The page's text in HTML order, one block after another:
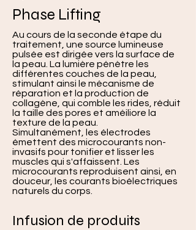
Phase Lifting
Au cours de la seconde étape du
traitement, une source lumineuse
pulsée est dirigée vers la surface de
la peau. La lumière pénètre les
différentes couches de la peau,
stimulant ainsi le mécanisme de
réparation et la production de
collagène, qui comble les rides, réduit
la taille des pores et améiliore la
texture de la peau.
Simultanément, les électrodes
émettent des microcourants non-
invasifs pour tonifier et lisser les
muscles qui s'affaissent. Les
microcourants reproduisent ainsi, en
douceur, les courants bioélectriques
naturels du corps.
Infusion de produits